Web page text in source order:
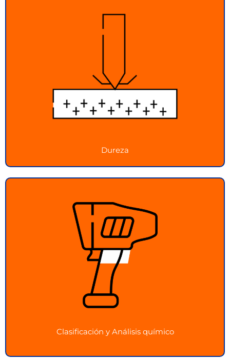
Dureza
integridad y resistencia de los materiales
Clasificación y Análisis químico
Clasificación y Análisis químico
Caracterización completa de materiales con
clasificación y análisis químico
Ver más